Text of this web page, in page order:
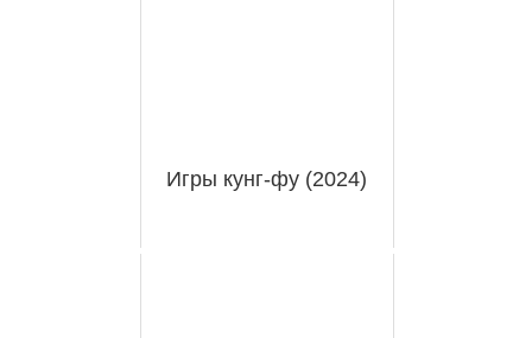
Игры кунг-фу (2024)